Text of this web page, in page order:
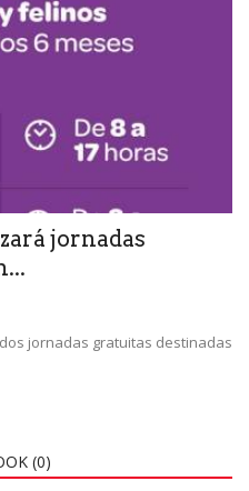
jornadas
jornadas gratuitas destinadas
(0)